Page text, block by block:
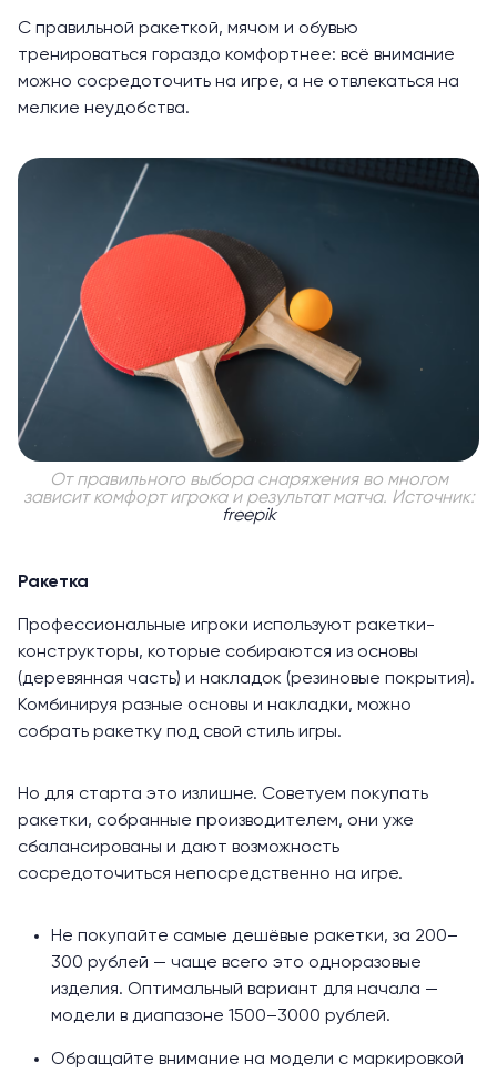
С правильной ракеткой, мячом и обувью
тренироваться гораздо комфортнее: всё внимание
можно сосредоточить на игре, а не отвлекаться на
мелкие неудобства.
От правильного выбора снаряжения во многом
зависит комфорт игрока и результат матча. Источник:
freepik
Ракетка
Профессиональные игроки используют ракетки-
конструкторы, которые собираются из основы
(деревянная часть) и накладок (резиновые покрытия).
Комбинируя разные основы и накладки, можно
собрать ракетку под свой стиль игры.
Но для старта это излишне. Советуем покупать
ракетки, собранные производителем, они уже
сбалансированы и дают возможность
сосредоточиться непосредственно на игре.
Не покупайте самые дешёвые ракетки, за 200–
300 рублей — чаще всего это одноразовые
изделия. Оптимальный вариант для начала —
модели в диапазоне 1500–3000 рублей.
Обращайте внимание на модели с маркировкой